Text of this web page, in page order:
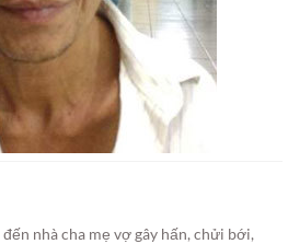
nhà cha mẹ vợ gây hấn, chửi bới,